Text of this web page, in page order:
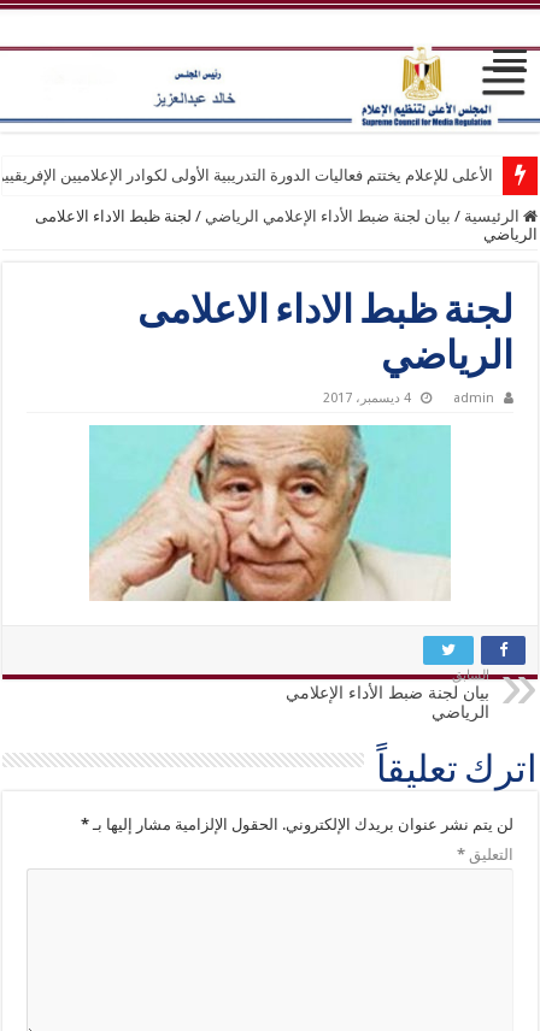
الأعلى للإعلام يختتم فعاليات الدورة التدريبية الأولى لكوادر الإعلاميين
الرئيسية / بيان لجنة ضبط الأداء الإعلامي الرياضي / لجنة ظبط الاداء الاعلامى
الرياضي
لجنة ظبط الاداء الاعلامى
الرياضي
admin 4 ديسمبر، 2017
السابق
بيان لجنة ضبط الأداء الإعلامي
الرياضي
اترك تعليقاً
لن يتم نشر عنوان بريدك الإلكتروني. الحقول الإلزامية مشار إليها بـ*
التعليق*